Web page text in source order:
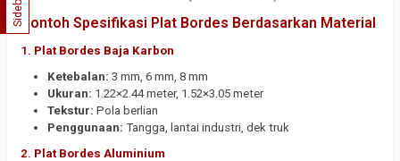
Contoh Spesifikasi Plat Bordes Berdasarkan Material
1. Plat Bordes Baja Karbon
Ketebalan: 3 mm, 6 mm, 8 mm
Ukuran: 1.22×2.44 meter, 1.52×3.05 meter
Tekstur: Pola berlian
Penggunaan: Tangga, lantai industri, dek truk
2. Plat Bordes Aluminium